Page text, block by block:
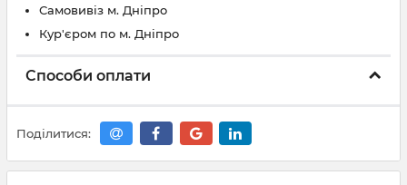
Самовивіз м. Дніпро
Кур'єром по м. Дніпро
Способи оплати
Поділитися: